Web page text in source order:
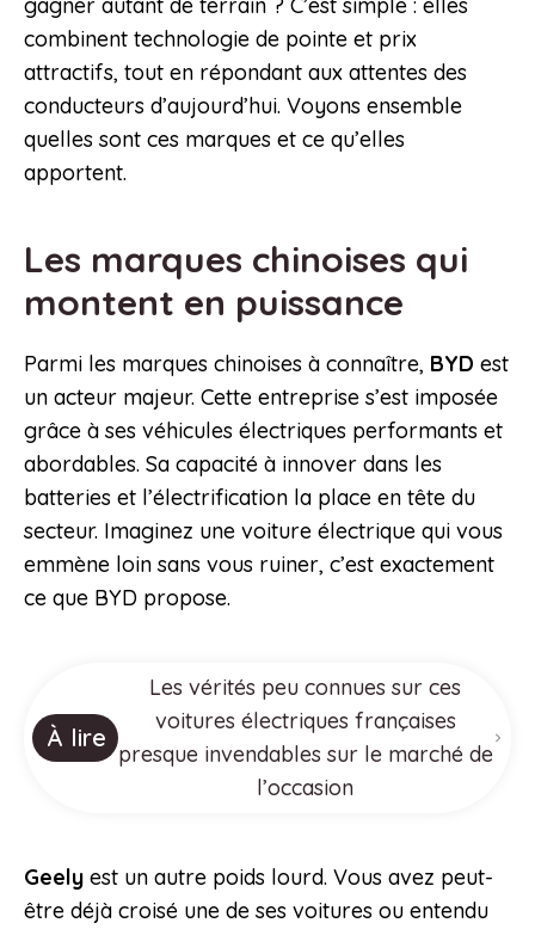
gagner autant de terrain ? C’est simple : elles
combinent technologie de pointe et prix
attractifs, tout en répondant aux attentes des
conducteurs d’aujourd’hui. Voyons ensemble
quelles sont ces marques et ce qu’elles
apportent.
Les marques chinoises qui
montent en puissance
Parmi les marques chinoises à connaître, BYD est
un acteur majeur. Cette entreprise s’est imposée
grâce à ses véhicules électriques performants et
abordables. Sa capacité à innover dans les
batteries et l’électrification la place en tête du
secteur. Imaginez une voiture électrique qui vous
emmène loin sans vous ruiner, c’est exactement
ce que BYD propose.
À lire
Les vérités peu connues sur ces
voitures électriques françaises
presque invendables sur le marché de
l’occasion
Geely est un autre poids lourd. Vous avez peut-
être déjà croisé une de ses voitures ou entendu